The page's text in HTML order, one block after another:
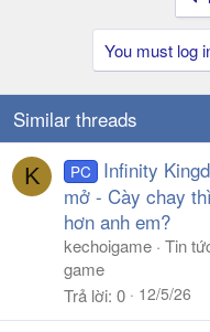
You must log
Similar threads
K PC
Infinity
mở - Cày chay
hơn anh em?
kechoigame Tin
game
Trả lời 0 12/5/26